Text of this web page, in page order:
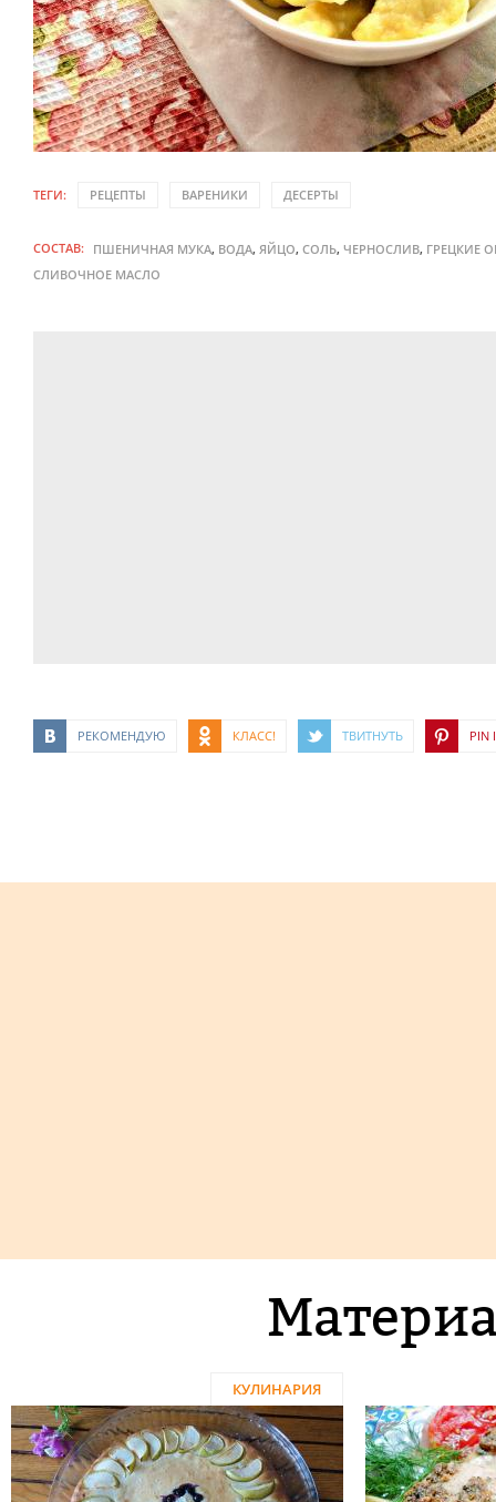
ТЕГИ: РЕЦЕПТЫ ВАРЕНИКИ ДЕСЕРТЫ
СОСТАВ: ПШЕНИЧНАЯ МУКА, ВОДА, ЯЙЦО, СОЛЬ, ЧЕРНОСЛИВ, ГРЕЦКИЕ
СЛИВОЧНОЕ МАСЛО
РЕКОМЕНДУЮ КЛАСС! ТВИТНУТЬ PIN
КУЛИНАРИЯ